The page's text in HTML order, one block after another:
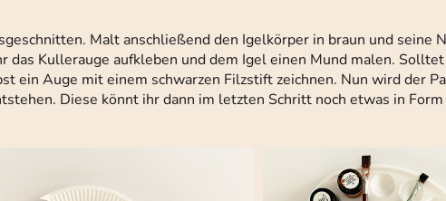
Malt anschließend den Igelkörper in braun und seine
das Kullerauge aufkleben und dem Igel einen Mund malen.
ein Auge mit einem schwarzen Filzstift zeichnen. Nun wird der
Diese könnt ihr dann im letzten Schritt noch etwas in